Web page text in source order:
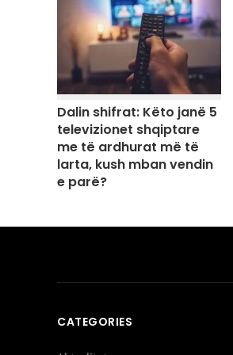
Dalin shifrat: Këto janë 5
televizionet shqiptare
me të ardhurat më të
larta, kush mban vendin
e parë?
CATEGORIES